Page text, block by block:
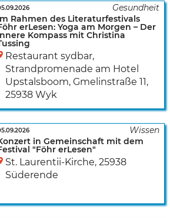
Rahmen des Literaturfestivals
erLesen: Yoga am Morgen – Der
Kompass mit Christina
Restaurant sydbar,
Strandpromenade am Hotel
Upstalsboom, Gmelinstraße 11,
25938 Wyk
in Gemeinschaft mit dem
"Föhr erLesen"
St. Laurentii-Kirche, 25938
Süderende